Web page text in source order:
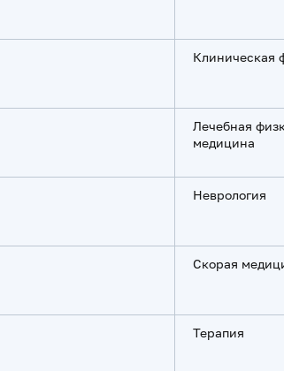
Клиническая
Лечебная
медицина
Неврология
Скорая
Терапия